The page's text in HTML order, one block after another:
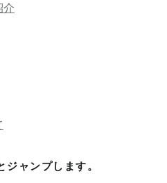
介
ジャンプします。